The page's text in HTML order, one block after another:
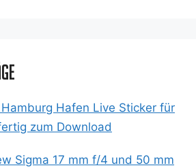
Hafen Live Sticker für
zum Download
Sigma 17 mm f/4 und 50 mm